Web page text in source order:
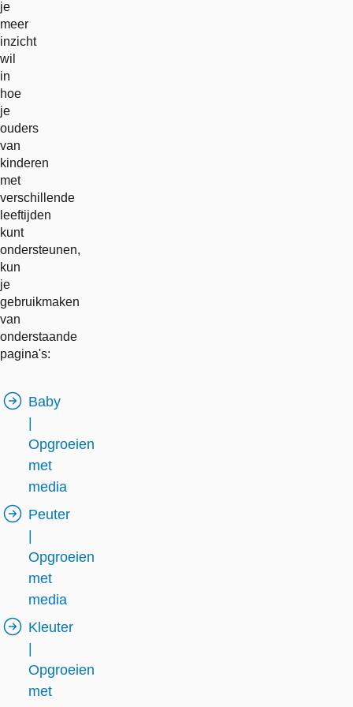
je
meer
inzicht
wil
in
hoe
je
ouders
van
kinderen
met
verschillende
leeftijden
kunt
ondersteunen,
kun
je
gebruikmaken
van
onderstaande
pagina's:
Baby
Opgroeien
met
media
Peuter
Opgroeien
met
media
Kleuter
Opgroeien
met